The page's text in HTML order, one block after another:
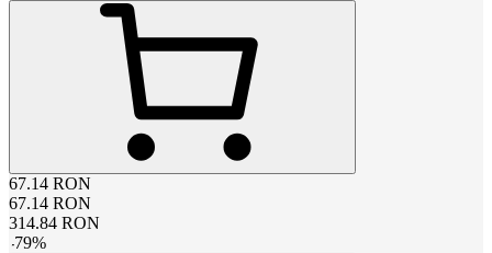
67.14 RON
67.14 RON
314.84 RON
-79%